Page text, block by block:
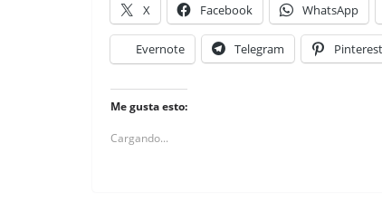
X Facebook WhatsApp
Evernote Telegram Pinterest
Me gusta esto:
Cargando...